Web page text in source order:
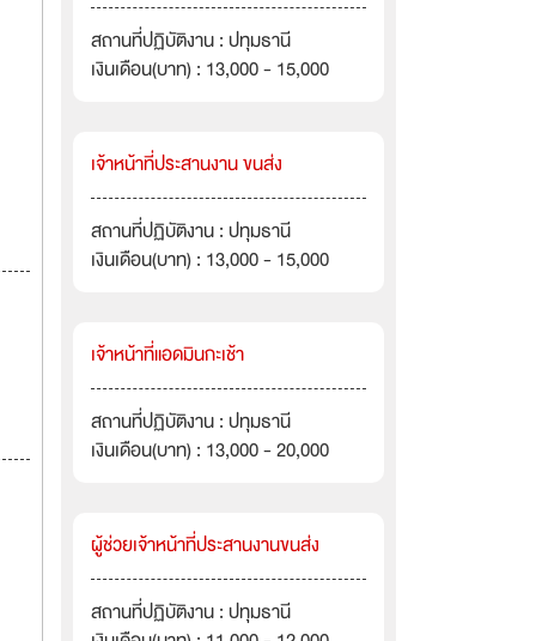
สถานที่ปฏิบัติงาน : ปทุมธานี
เงินเดือน(บาท) : 13,000 - 15,000
เจ้าหน้าที่ประสานงาน ขนส่ง
สถานที่ปฏิบัติงาน : ปทุมธานี
เงินเดือน(บาท) : 13,000 - 15,000
เจ้าหน้าที่แอดมินกะเช้า
สถานที่ปฏิบัติงาน : ปทุมธานี
เงินเดือน(บาท) : 13,000 - 20,000
ผู้ช่วยเจ้าหน้าที่ประสานงานขนส่ง
สถานที่ปฏิบัติงาน : ปทุมธานี